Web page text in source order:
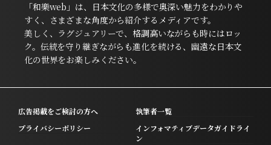
「和樂web」は、日本文化の多様で奥深い魅力をわかりや
すく、さまざまな角度から紹介するメディアです。
美しく、ラグジュアリーで、格調高いながらも時にはロッ
ク。伝統を守り継ぎながらも進化を続ける、幽遠な日本文
化の世界をお楽しみください。
広告掲載をご検討の方へ
執筆者一覧
プライバシーポリシー
インフォマティブデータガイドライ
ン